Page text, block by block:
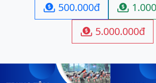
 500.000đ 
 5.000.000đ